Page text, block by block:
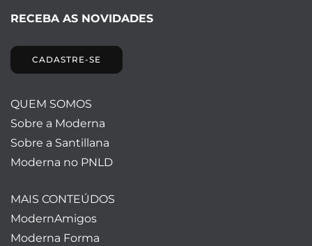
RECEBA AS NOVIDADES
CADASTRE-SE
QUEM SOMOS
Sobre a Moderna
Sobre a Santillana
Moderna no PNLD
MAIS CONTEÚDOS
ModernAmigos
Moderna Forma